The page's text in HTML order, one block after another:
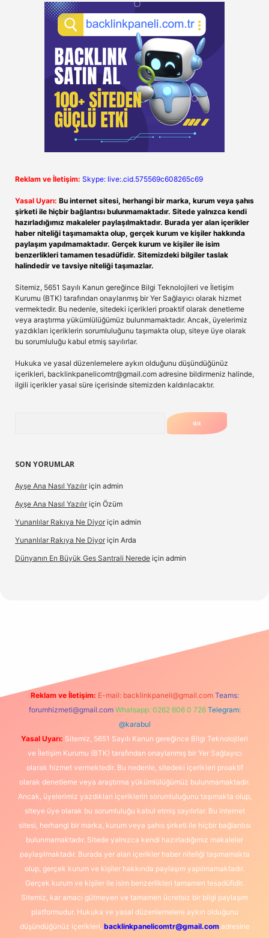
Reklam ve İletişim: Skype: live:.cid.575569c608265c69
Yasal Uyarı: Bu internet sitesi, herhangi bir marka, kurum veya şahıs
şirketi ile hiçbir bağlantısı bulunmamaktadır. Sitede yalnızca kendi
hazırladığımız makaleler paylaşılmaktadır. Burada yer alan içerikler
haber niteliği taşımamakta olup, gerçek kurum ve kişiler hakkında
paylaşım yapılmamaktadır. Gerçek kurum ve kişiler ile isim
benzerlikleri tamamen tesadüfidir. Sitemizdeki bilgiler taslak
halindedir ve tavsiye niteliği taşımazlar.
Sitemiz, 5651 Sayılı Kanun gereğince Bilgi Teknolojileri ve İletişim
Kurumu (BTK) tarafından onaylanmış bir Yer Sağlayıcı olarak hizmet
vermektedir. Bu nedenle, sitedeki içerikleri proaktif olarak denetleme
veya araştırma yükümlülüğümüz bulunmamaktadır. Ancak, üyelerimiz
yazdıkları içeriklerin sorumluluğunu taşımakta olup, siteye üye olarak
bu sorumluluğu kabul etmiş sayılırlar.
Hukuka ve yasal düzenlemelere aykırı olduğunu düşündüğünüz
içerikleri, backlinkpanelicomtr@gmail.com adresine bildirmeniz halinde,
ilgili içerikler yasal süre içerisinde sitemizden kaldırılacaktır.
SON YORUMLAR
Ayşe Ana Nasıl Yazılır için admin
Ayşe Ana Nasıl Yazılır için Özüm
Yunanlılar Rakıya Ne Diyor için admin
Yunanlılar Rakıya Ne Diyor için Arda
Dünyanın En Büyük Ges Santrali Nerede için admin
Reklam ve İletişim: E-mail: backlinkpaneli@gmail.com Teams:
forumhizmeti@gmail.com Whatsapp: 0262 606 0 726 Telegram:
@karabul
Yasal Uyarı: Sitemiz, 5651 Sayılı Kanun gereğince Bilgi Teknolojileri
ve İletişim Kurumu (BTK) tarafından onaylanmış bir Yer Sağlayıcı
olarak hizmet vermektedir. Bu nedenle, sitedeki içerikleri proaktif
olarak denetleme veya araştırma yükümlülüğümüz bulunmamaktadır.
Ancak, üyelerimiz yazdıkları içeriklerin sorumluluğunu taşımakta olup,
siteye üye olarak bu sorumluluğu kabul etmiş sayılırlar. Bu internet
sitesi, herhangi bir marka, kurum veya şahıs şirketi ile hiçbir bağlantısı
bulunmamaktadır. Sitede yalnızca kendi hazırladığımız makaleler
paylaşılmaktadır. Burada yer alan içerikler haber niteliği taşımamakta
olup, gerçek kurum ve kişiler hakkında paylaşım yapılmamaktadır.
Gerçek kurum ve kişiler ile isim benzerlikleri tamamen tesadüfidir.
Sitemiz, kar amacı gütmeyen ve tamamen ücretsiz bir bilgi paylaşım
platformudur. Hukuka ve yasal düzenlemelere aykırı olduğunu
düşündüğünüz içerikleri, backlinkpanelicomtr@gmail.comadresine